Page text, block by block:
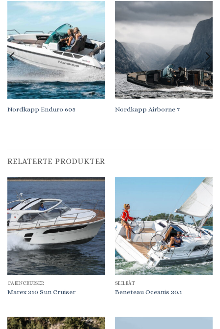
Nordkapp Enduro 605 Nordkapp Airborne 7
RELATERTE PRODUKTER
CABINCRUISER
Marex 310 Sun Cruiser
SEILBÅT
Beneteau Oceanis 30.1